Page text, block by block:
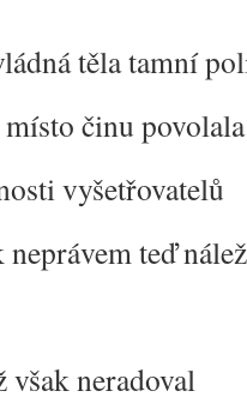
těla tamní
činu povolala
vyšetřovatelů
teď
však neradoval